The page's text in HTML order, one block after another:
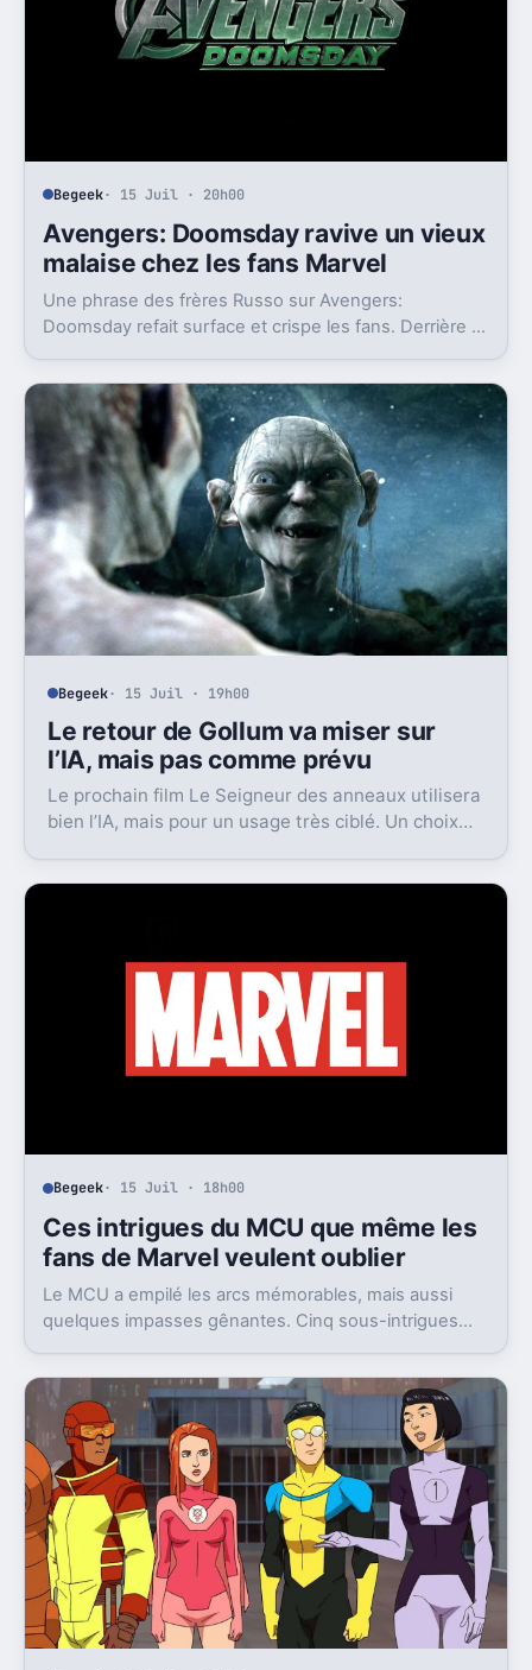
Begeek· 15 Juil · 20h00
Avengers: Doomsday ravive un vieux
malaise chez les fans Marvel
Une phrase des frères Russo sur Avengers:
Doomsday refait surface et crispe les fans. Derrière la
Begeek· 15 Juil · 19h00
Le retour de Gollum va miser sur
l’IA, mais pas comme prévu
Le prochain film Le Seigneur des anneaux utilisera
bien l’IA, mais pour un usage très ciblé. Un choix
Begeek· 15 Juil · 18h00
Ces intrigues du MCU que même les
fans de Marvel veulent oublier
Le MCU a empilé les arcs mémorables, mais aussi
quelques impasses gênantes. Cinq sous-intrigues